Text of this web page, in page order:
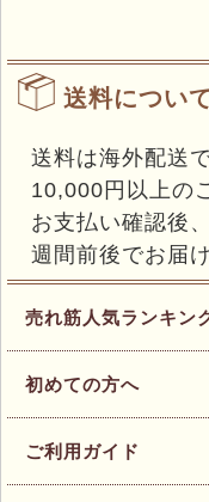
送料につい
送料は海外配送
10,000円以上の
お支払い確認後
週間前後でお届
売れ筋人気ランキン
初めての方へ
ご利用ガイド